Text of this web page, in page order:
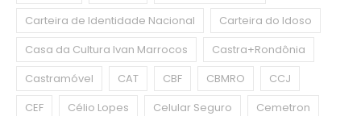
Carteira de Identidade Nacional
Carteira do Idoso
Casa da Cultura Ivan Marrocos
Castra+Rondônia
Castramóvel
CAT CBF CBMRO
CCJ
CEF
Célio Lopes Celular Seguro
Cemetron